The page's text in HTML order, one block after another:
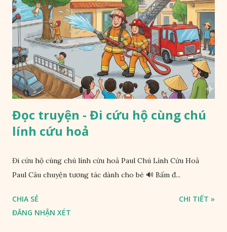
Đọc truyện - Đi cứu hộ cùng chú
lính cứu hoả
Đi cứu hộ cùng chú lính cứu hoả Paul Chú Lính Cứu Hoả
Paul Câu chuyện tương tác dành cho bé 🔊 Bấm đ...
CHIA SẺ
ĐĂNG NHẬN XÉT
CHI TIẾT »